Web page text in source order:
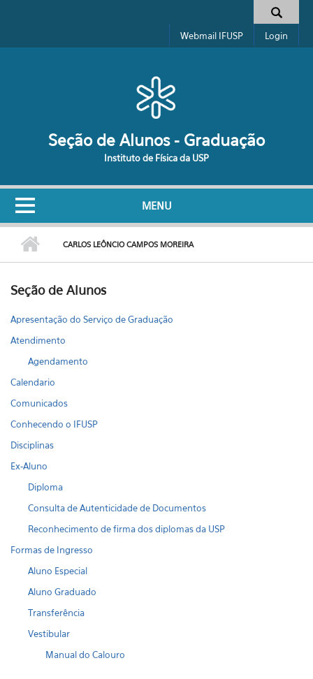
Formulário de busca
Webmail IFUSP Login
Seção de Alunos - Graduação
Instituto de Física da USP
MENU
CARLOS LEÔNCIO CAMPOS MOREIRA
Seção de Alunos
Apresentação do Serviço de Graduação
Atendimento
Agendamento
Calendario
Comunicados
Conhecendo o IFUSP
Disciplinas
Ex-Aluno
Diploma
Consulta de Autenticidade de Documentos
Reconhecimento de firma dos diplomas da USP
Formas de Ingresso
Aluno Especial
Aluno Graduado
Transferência
Vestibular
Manual do Calouro